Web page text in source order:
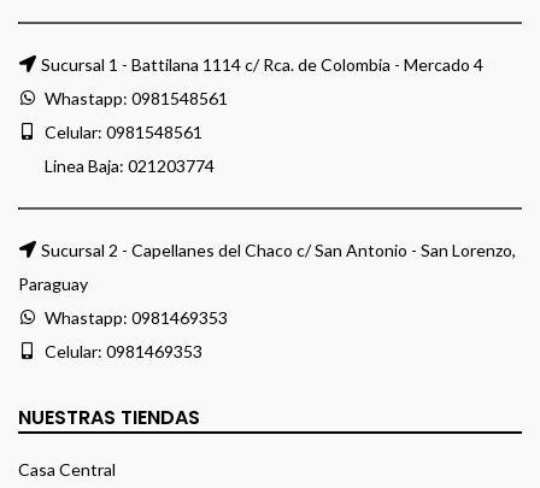
Sucursal 1 - Battilana 1114 c/ Rca. de Colombia - Mercado 4
Whastapp: 0981548561
Celular: 0981548561
Linea Baja: 021203774
Sucursal 2 - Capellanes del Chaco c/ San Antonio - San Lorenzo,
Paraguay
Whastapp: 0981469353
Celular: 0981469353
NUESTRAS TIENDAS
Casa Central